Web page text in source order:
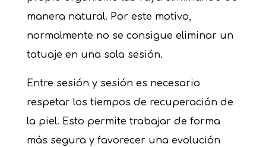
manera natural. Por este motivo,
normalmente no se consigue eliminar un
tatuaje en una sola sesión.
Entre sesión y sesión es necesario
respetar los tiempos de recuperación de
la piel. Esto permite trabajar de forma
más segura y favorecer una evolución